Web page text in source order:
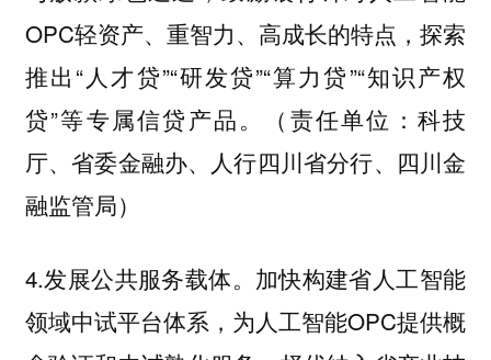
OPC轻资产、重智力、高成长的特点，探索
推出“人才贷”“研发贷”“算力贷”“知识产权
贷”等专属信贷产品。（责任单位：科技
厅、省委金融办、人行四川省分行、四川金
融监管局）
4.发展公共服务载体。加快构建省人工智能
领域中试平台体系，为人工智能OPC提供概